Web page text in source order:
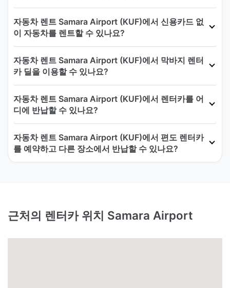
자동차 렌트 Samara Airport (KUF)에서 신용카드 없
이 자동차를 렌트할 수 있나요?
자동차 렌트 Samara Airport (KUF)에서 막바지 렌터
카 딜을 이용할 수 있나요?
자동차 렌트 Samara Airport (KUF)에서 렌터카를 어
디에 반납할 수 있나요?
자동차 렌트 Samara Airport (KUF)에서 편도 렌터카
를 예약하고 다른 장소에서 반납할 수 있나요?
근처의 렌터카 위치 Samara Airport